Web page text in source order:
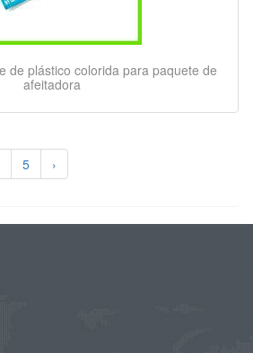
de plástico colorida para paquete de
afeitadora
5 ›